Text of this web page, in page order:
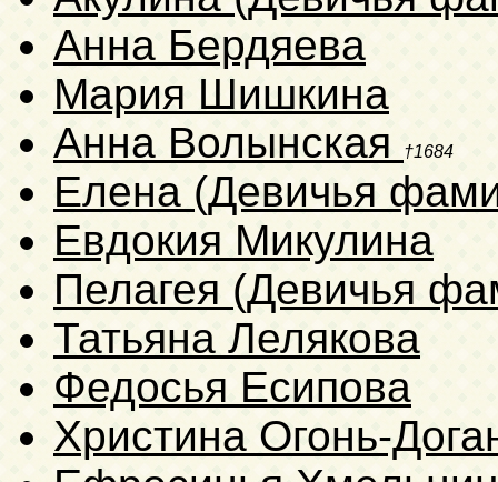
Анна Бердяева
Мария Шишкина
Анна Волынская
†1684
Елена (Девичья
Евдокия Микулина
Пелагея (Девичья
Татьяна Лелякова
Федосья Есипова
Христина Огонь-